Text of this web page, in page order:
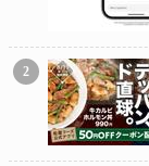
2